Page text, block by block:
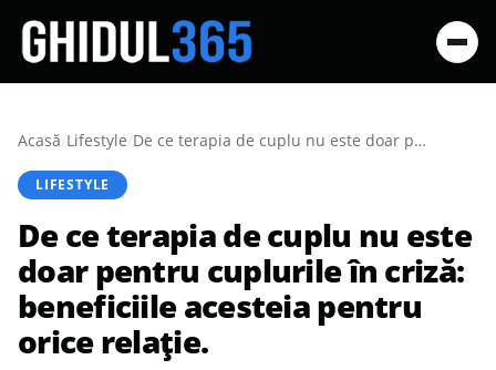
Acasă/Lifestyle/ De ce terapia de cuplu nu este doar pentru cuplurile în criză: beneficiile acesteia pentru orice relație.
LIFESTYLE
De ce terapia de cuplu nu este
doar pentru cuplurile în criză:
beneficiile acesteia pentru
orice relație.